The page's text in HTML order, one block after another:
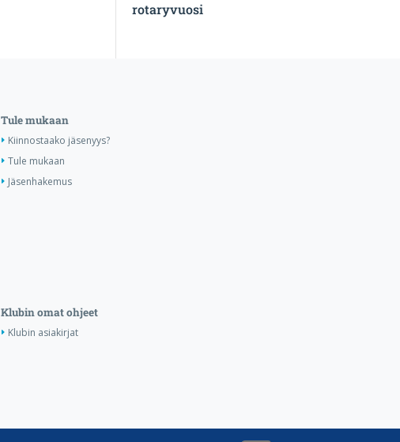
rotaryvuosi
Tule mukaan
Kiinnostaako jäsenyys?
Tule mukaan
Jäsenhakemus
Klubin omat ohjeet
Klubin asiakirjat